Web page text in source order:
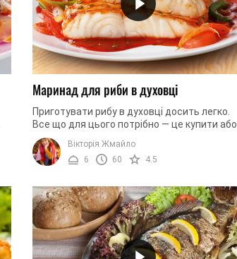
Маринад для риби в духовці
Приготувати рибу в духовці досить легко.
Все що для цього потрібно — це купити або
зловити свіжу рибу, правильно підібрати
приправи та спеції та ...
Вікторія Жмайло
6
60 4.5